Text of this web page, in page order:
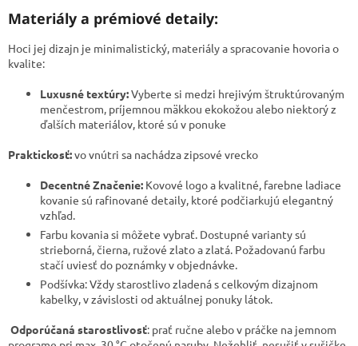
Materiály a prémiové detaily:
​Hoci jej dizajn je minimalistický, materiály a spracovanie hovoria o
kvalite:
Luxusné textúry:Vyberte si medzi hrejivým štruktúrovaným
menčestrom, príjemnou mäkkou ekokožou alebo niektorý z
ďalších materiálov, ktoré sú v ponuke
Praktickosť:vo vnútri sa nachádza zipsové vrecko
Decentné Značenie: Kovové logo a kvalitné, farebne ladiace
kovanie sú rafinované detaily, ktoré podčiarkujú elegantný
vzhľad.
Farbu kovania si môžete vybrať. Dostupné varianty sú
strieborná, čierna, ružové zlato a zlatá. Požadovanú farbu
stačí uviesť do poznámky v objednávke.
​Podšívka: Vždy starostlivo zladená s celkovým dizajnom
kabelky, v závislosti od aktuálnej ponuky látok.
Odporúčaná starostlivosť: prať ručne alebo v práčke na jemnom